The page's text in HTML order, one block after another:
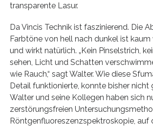
transparente Lasur.
Da Vincis Technik ist faszinierend. Die
Farbtöne von hell nach dunkel ist
und wirkt natürlich. „Kein Pinselstrich,
sehen, Licht und Schatten
wie Rauch,“ sagt Walter. Wie diese
Detail funktionierte, konnte bisher nicht
Walter und seine Kollegen haben sich
zerstörungsfreien
Röntgenfluoreszenzspektroskopie, auf